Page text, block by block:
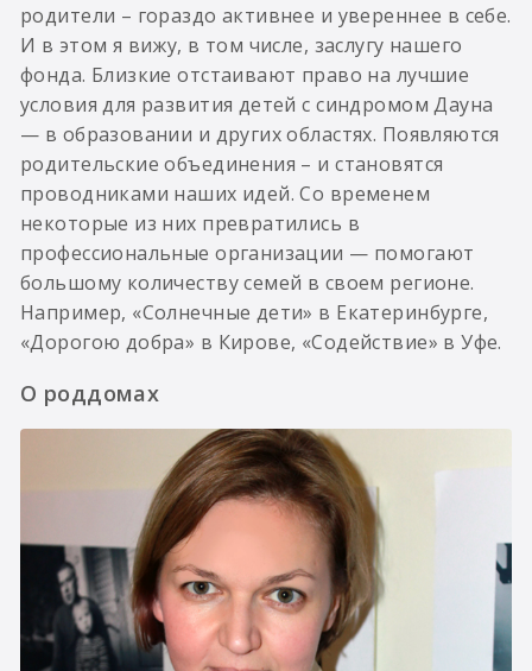
родители – гораздо активнее и увереннее в себе.
И в этом я вижу, в том числе, заслугу нашего
фонда. Близкие отстаивают право на лучшие
условия для развития детей с синдромом Дауна
— в образовании и других областях. Появляются
родительские объединения – и становятся
проводниками наших идей. Со временем
некоторые из них превратились в
профессиональные организации — помогают
большому количеству семей в своем регионе.
Например, «Солнечные дети» в Екатеринбурге,
«Дорогою добра» в Кирове, «Содействие» в Уфе.
О роддомах